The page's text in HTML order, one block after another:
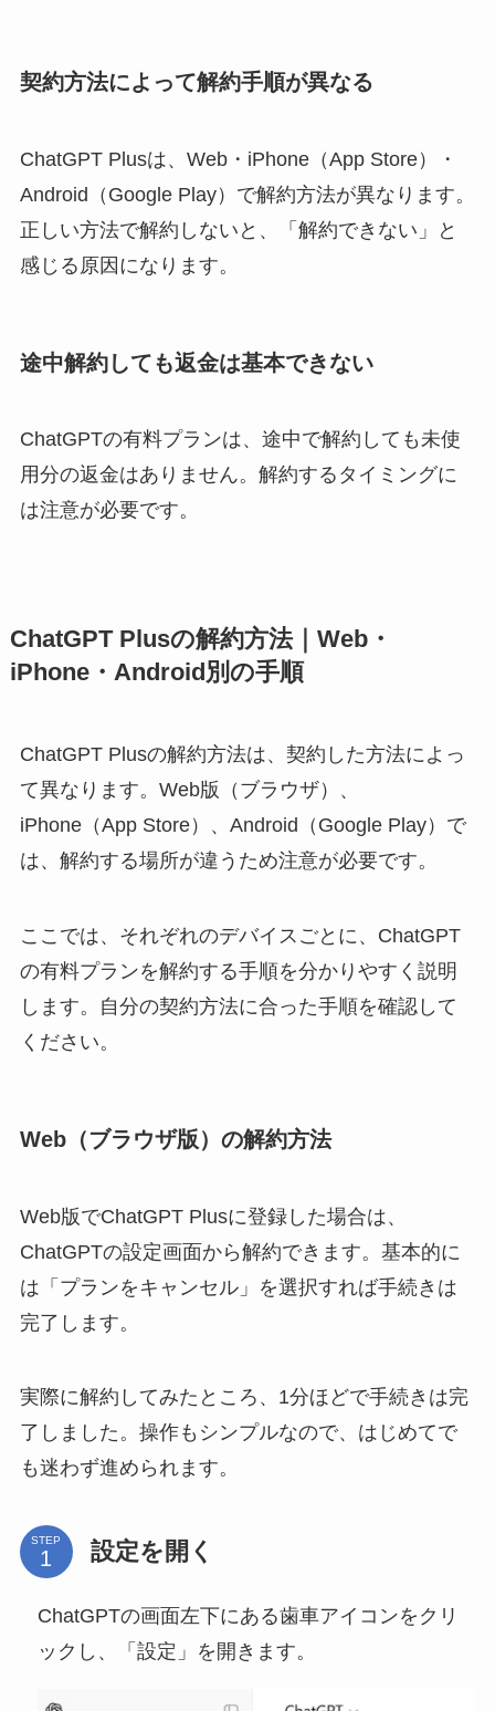
契約方法によって解約手順が異なる
ChatGPT Plusは、Web・iPhone（App Store）・
Android（Google Play）で解約方法が異なります。
正しい方法で解約しないと、「解約できない」と
感じる原因になります。
途中解約しても返金は基本できない
ChatGPTの有料プランは、途中で解約しても未使
用分の返金はありません。解約するタイミングに
は注意が必要です。
ChatGPT Plusの解約方法｜Web・
iPhone・Android別の手順
ChatGPT Plusの解約方法は、契約した方法によっ
て異なります。Web版（ブラウザ）、
iPhone（App Store）、Android（Google Play）で
は、解約する場所が違うため注意が必要です。
ここでは、それぞれのデバイスごとに、ChatGPT
の有料プランを解約する手順を分かりやすく説明
します。自分の契約方法に合った手順を確認して
ください。
Web（ブラウザ版）の解約方法
Web版でChatGPT Plusに登録した場合は、
ChatGPTの設定画面から解約できます。基本的に
は「プランをキャンセル」を選択すれば手続きは
完了します。
実際に解約してみたところ、1分ほどで手続きは完
了しました。操作もシンプルなので、はじめてで
も迷わず進められます。
STEP 設定を開く
ChatGPTの画面左下にある歯車アイコンをクリ
ックし、「設定」を開きます。